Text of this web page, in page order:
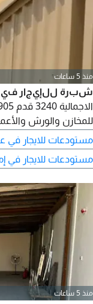
منذ 5 ساعات
شبرة للإيجار في
110 ألف درهم
مستودعات للايجار في
مستودعات للايجار في
منذ 5 ساعات